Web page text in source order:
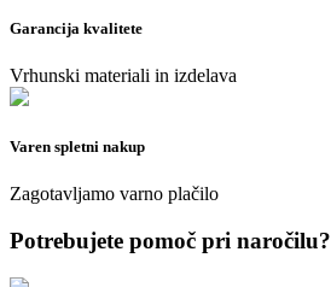
Garancija kvalitete
Vrhunski materiali in izdelava
Varen spletni nakup
Zagotavljamo varno plačilo
Potrebujete pomoč pri naročilu?